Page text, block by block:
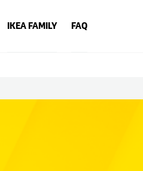
IKEA FAMILY FAQ